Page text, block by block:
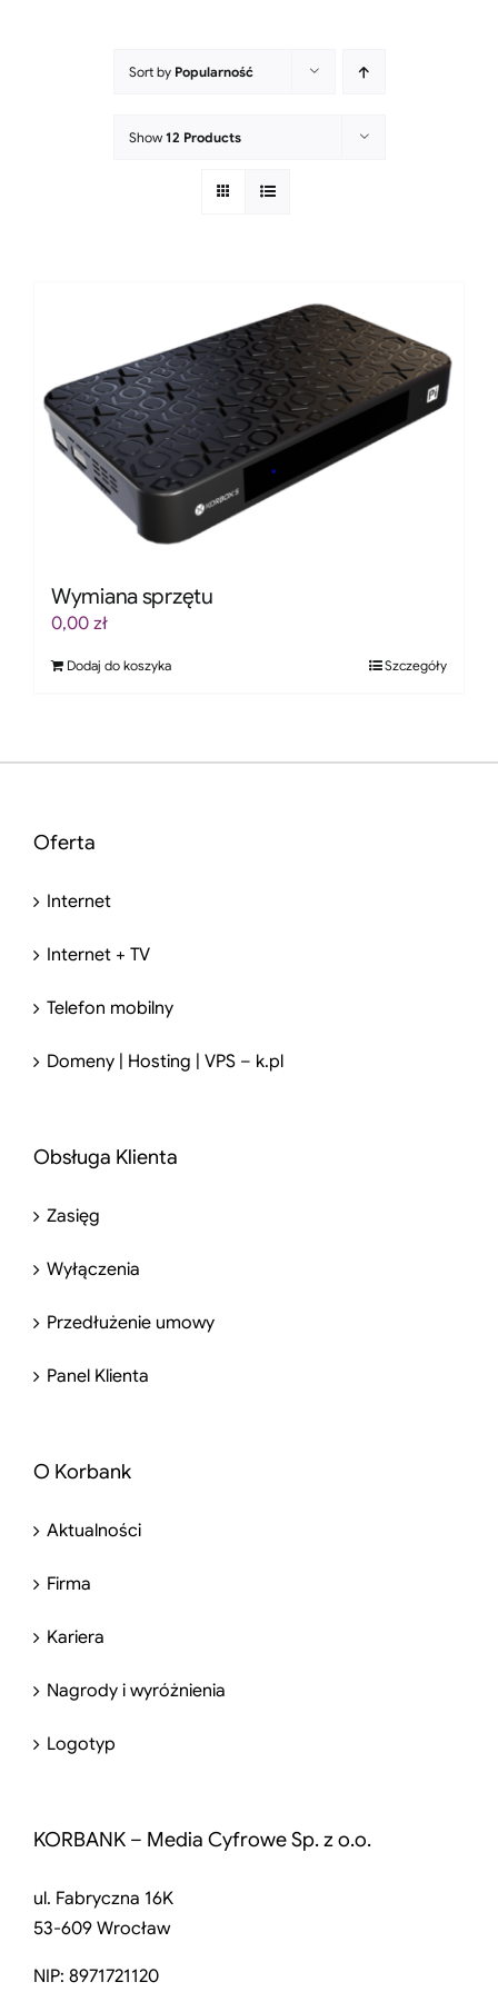
Sort by Popularność
Show 12 Products
Wymiana sprzętu
0,00 zł
Dodaj do koszyka Szczegóły
Oferta
Internet
Internet + TV
Telefon mobilny
Domeny | Hosting | VPS – k.pl
Obsługa Klienta
Zasięg
Wyłączenia
Przedłużenie umowy
Panel Klienta
O Korbank
Aktualności
Firma
Kariera
Nagrody i wyróżnienia
Logotyp
KORBANK – Media Cyfrowe Sp. z o.o.
ul. Fabryczna 16K
53-609 Wrocław
NIP: 8971721120